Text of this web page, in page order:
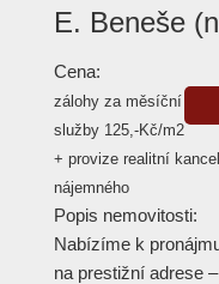
E. Beneše
Cena:
zálohy za měsíční
služby 125,-Kč/m2
+ provize realitní
nájemného
Popis nemovitosti:
Nabízíme k
na prestižní adrese